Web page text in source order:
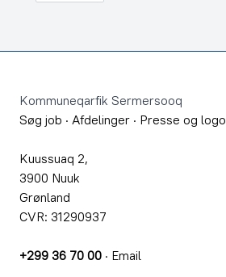
Kommuneqarfik Sermersooq
Søg job · Afdelinger · Presse og logo
Kuussuaq 2,
3900 Nuuk
Grønland
CVR: 31290937
+299 36 70 00 · Email